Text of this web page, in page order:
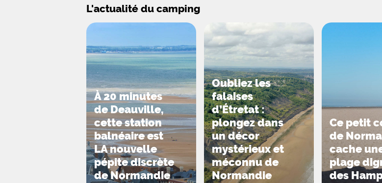
pétanques ainsi que d’un centre équestre. Il propose également un service de
alentour. Les enfants ne sont pas laissés de côté puisqu’ils ne manqueront pas
l’une pour les enfants de 3 à 10 ans et une autre pour les enfant de 4 à 12 ans.
L'actualité du camping
À 20 minutes
de Deauville,
cette station
balnéaire est
LA nouvelle
pépite discrète
de Normandie
Oubliez les
falaises
d’Étretat :
plongez dans
un décor
mystérieux et
méconnu de
Normandie
Ce petit
de
cache
plage
des